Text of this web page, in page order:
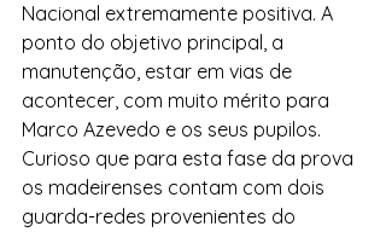
Nacional extremamente positiva. A
ponto do objetivo principal, a
manutenção, estar em vias de
acontecer, com muito mérito para
Marco Azevedo e os seus pupilos.
Curioso que para esta fase da prova
os madeirenses contam com dois
guarda-redes provenientes do